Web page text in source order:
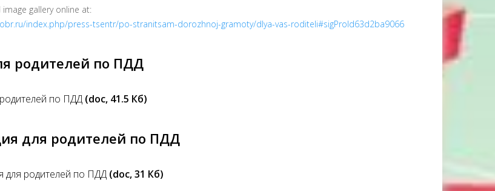
gallery online at:
index.php/press-tsentr/po-stranitsam-dorozhnoj-gramoty/dlya-vas-roditeli#sigProId63d2ba9066
родителей по ПДД
по ПДД (doc, 41.5 Кб)
для родителей по ПДД
для родителей по ПДД (doc, 31 Кб)